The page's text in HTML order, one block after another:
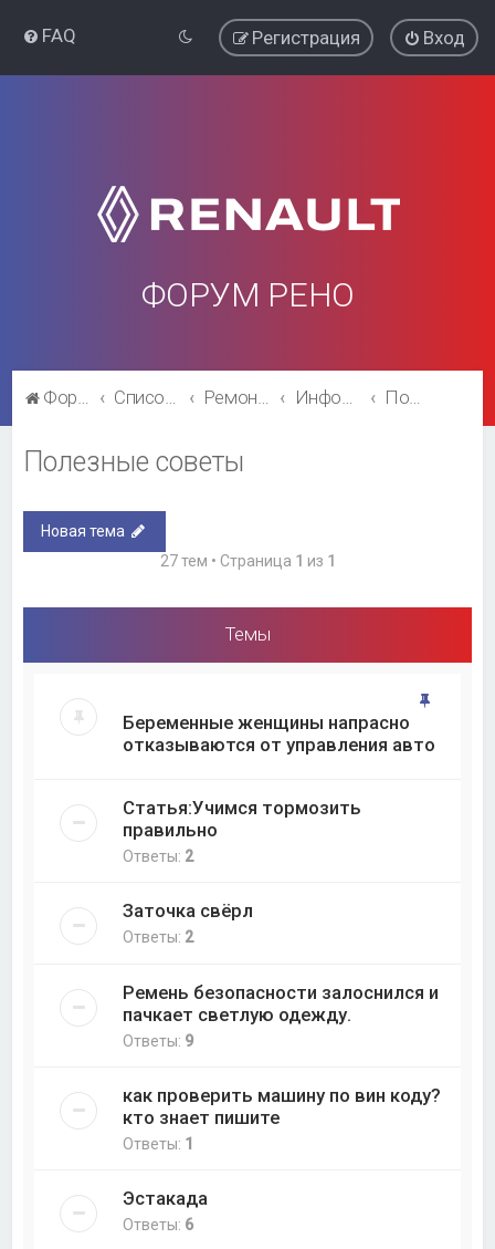
FAQ Вход
Регистрация
ФОРУМ РЕНО
Форум Рено Список форумов Ремонт и эксплуатация Информация Полезные советы
Полезные советы
Новая тема
27 тем • Страница 1 из 1
Темы
Беременные женщины напрасно
отказываются от управления авто
Статья:Учимся тормозить
правильно
Ответы: 2
Заточка свёрл
Ответы: 2
Ремень безопасности залоснился и
пачкает светлую одежду.
Ответы: 9
как проверить машину по вин коду?
кто знает пишите
Ответы: 1
Эстакада
Ответы: 6